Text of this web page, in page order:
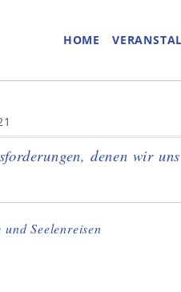
HOME
denen wir
und Seelenreisen